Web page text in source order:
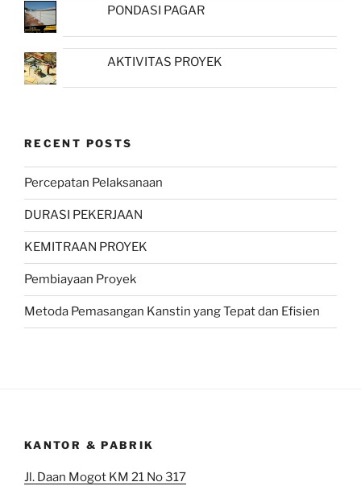
PONDASI PAGAR
AKTIVITAS PROYEK
RECENT POSTS
Percepatan Pelaksanaan
DURASI PEKERJAAN
KEMITRAAN PROYEK
Pembiayaan Proyek
Metoda Pemasangan Kanstin yang Tepat dan Efisien
KANTOR & PABRIK
Jl. Daan Mogot KM 21 No 317